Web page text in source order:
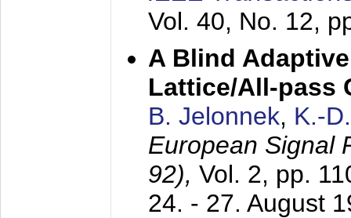
Vol. 40, No. 12,
A Blind
Lattice/All-pass
B. Jelonnek, K.-
European Signal
92), Vol. 2, pp.
24. - 27. August